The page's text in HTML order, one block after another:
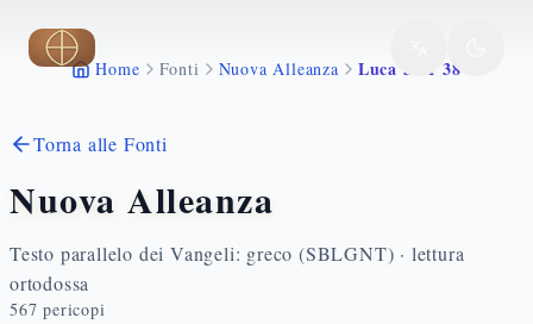
Vai al contenuto principale
Home Fonti Nuova Alleanza Luca 3 21 38
Torna alle Fonti
Nuova Alleanza
Testo parallelo dei Vangeli: greco (SBLGNT) · lettura
ortodossa
567 pericopi